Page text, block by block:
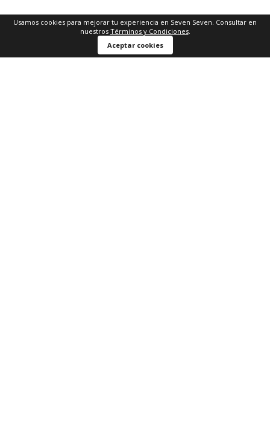
Comprar ahora
Usamos cookies para mejorar tu experiencia en Seven Seven. Consultar en
nuestros Términos y Condiciones.
Aceptar cookies